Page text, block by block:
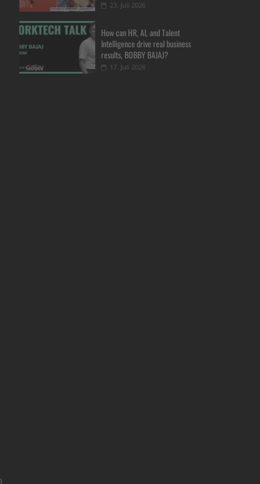
23. Juli 2026
How can HR, AI, and Talent
Intelligence drive real business
results, BOBBY BAJAJ?
17. Juli 2026